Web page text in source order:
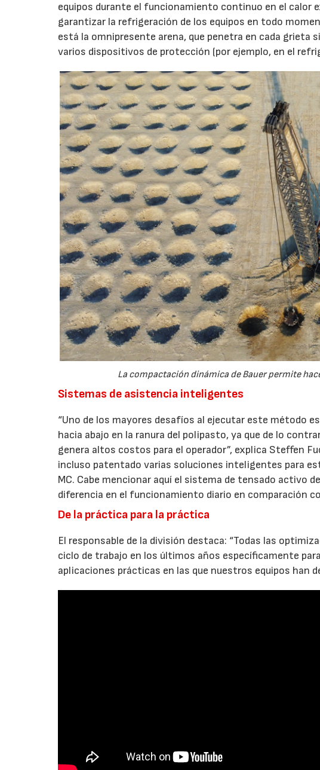
equipos durante el funcionamiento continuo en el calor
garantizar la refrigeración de los equipos en todo
está la omnipresente arena, que penetra en cada grieta
varios dispositivos de protección (por ejemplo, en el
La compactación dinámica de Bauer permite
Sistemas de asistencia inteligentes
“Uno de los mayores desafíos al ejecutar este método
hacia abajo en la ranura del polipasto, ya que de lo
genera altos costos para el operador”, explica Steffen
incluso patentado varias soluciones inteligentes para
MC. Cabe mencionar aquí el sistema de tensado activo
diferencia en el funcionamiento diario en comparación
De la práctica para la práctica
El responsable de la división destaca: “Todas las
ciclo de trabajo en los últimos años específicamente
aplicaciones prácticas en las que nuestros equipos han